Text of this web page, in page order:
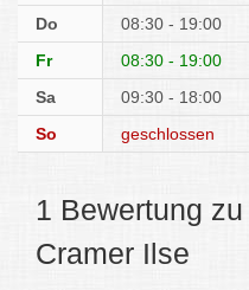
Do
08:30 - 19:00
Fr
08:30 - 19:00
Sa
09:30 - 18:00
So
geschlossen
1 Bewertung
Cramer Ilse